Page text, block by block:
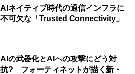
AIネイティブ時代の通信インフラに
不可欠な「Trusted Connectivity」
AIの武器化とAIへの攻撃にどう対
抗? フォーティネットが描く新・